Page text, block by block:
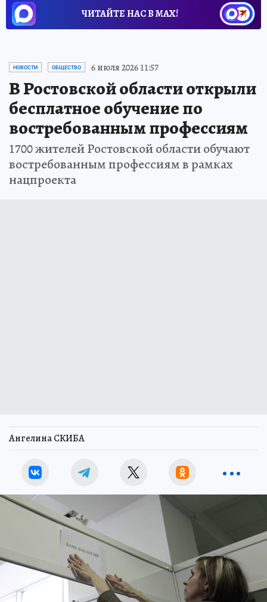
ЧИТАЙТЕ НАС В МАХ!
НОВОСТИ ОБЩЕСТВО 6 июля 2026 11:57
В Ростовской области открыли
бесплатное обучение по
востребованным профессиям
1700 жителей Ростовской области обучают
востребованным профессиям в рамках
нацпроекта
Ангелина СКИБА